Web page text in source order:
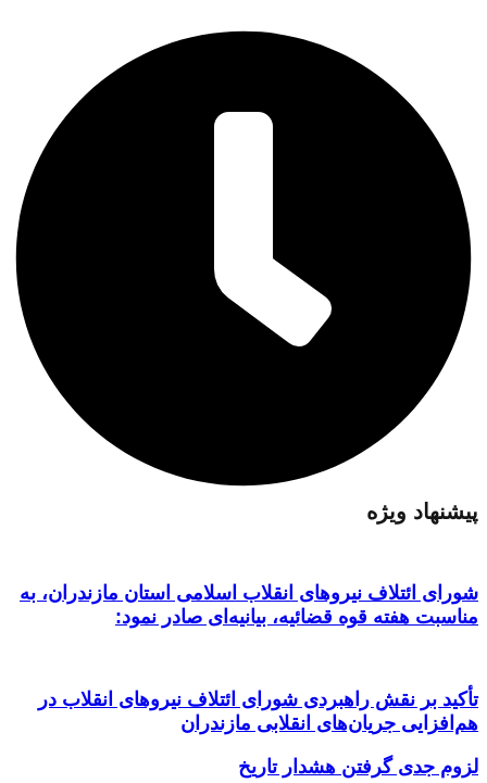
پیشنهاد ویژه
شورای ائتلاف نیروهای انقلاب اسلامی استان مازندران، به
مناسبت هفته قوه قضائیه، بیانیه‌ای صادر نمود:
تأکید بر نقش راهبردی شورای ائتلاف نیروهای انقلاب در
هم‌افزایی جریان‌های انقلابی مازندران
لزوم جدی گرفتن هشدار تاریخ